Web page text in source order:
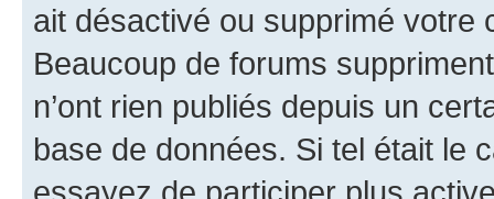
ait désactivé ou supprimé votre
Beaucoup de forums
n’ont rien publiés depuis un
base de données. Si tel était le
essayez de participer plus